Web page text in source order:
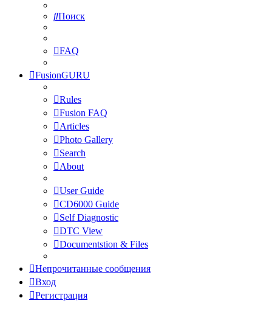
Поиск
FAQ
FusionGURU
Rules
Fusion FAQ
Articles
Photo Gallery
Search
About
User Guide
CD6000 Guide
Self Diagnostic
DTC View
Documentstion & Files
Непрочитанные сообщения
Вход
Регистрация